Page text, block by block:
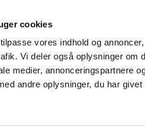
cookies
vores indhold og
Vi deler også oplysninger om
medier, annonceringspartnere
andre oplysninger, du har
EFTERUDDANNELSE
for
på det